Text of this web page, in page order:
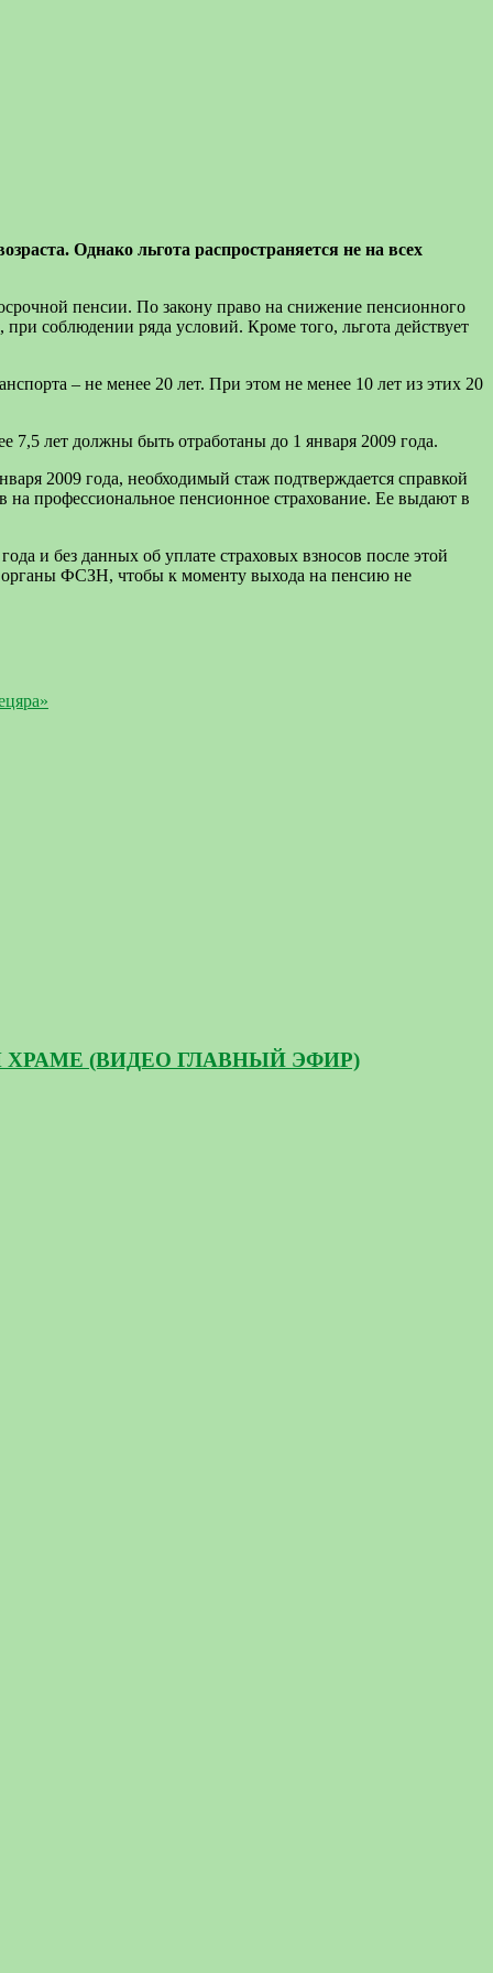
Однако льгота распространяется не на всех
пенсии. По закону право на снижение пенсионного
при соблюдении ряда условий. Кроме того, льгота действует
– не менее 20 лет. При этом не менее 10 лет из этих 20
7,5 лет должны быть отработаны до 1 января 2009 года.
2009 года, необходимый стаж подтверждается справкой
на профессиональное пенсионное страхование. Ее выдают в
и без данных об уплате страховых взносов после этой
органы ФСЗН, чтобы к моменту выхода на пенсию не
(ВИДЕО ГЛАВНЫЙ ЭФИР)